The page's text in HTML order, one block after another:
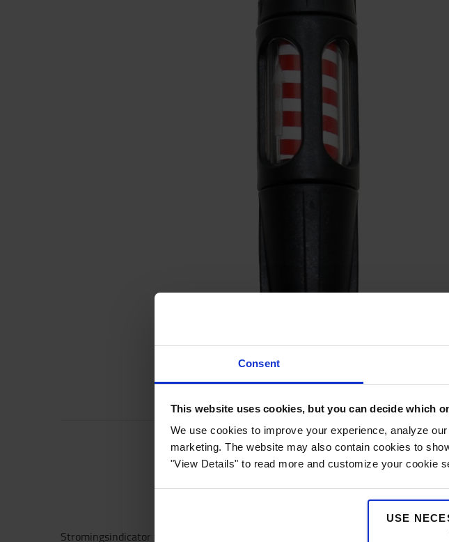
Consent
This website uses cookies, but you can decide which
We use cookies to improve your experience, analyze
marketing. The website may also contain cookies to
"View Details" to read more and customize your cookie
USE
Stromingsindicator voor uw BFS